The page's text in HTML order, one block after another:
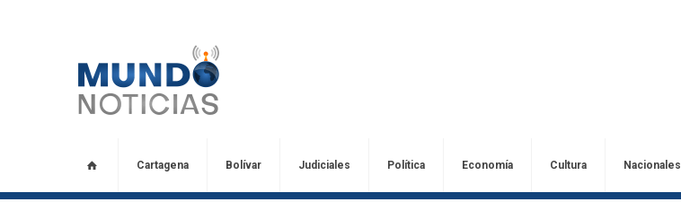
Cartagena Bolívar Judiciales Política Economía Cultura Nacionales